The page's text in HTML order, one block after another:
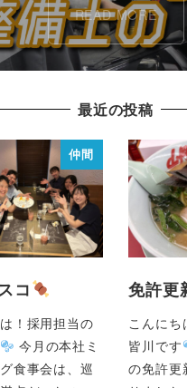
READ MORE
最近の投稿
仲間
コ
！採用担当の
今月の本社ミ
食事会は、巡
免許更
こんにち
皆川です
の免許更